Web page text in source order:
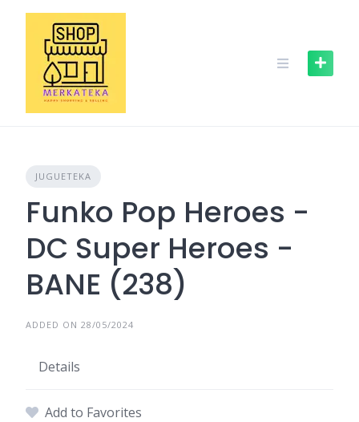
JUGUETEKA
Funko Pop Heroes -
DC Super Heroes -
BANE (238)
ADDED ON 28/05/2024
Details
Add to Favorites